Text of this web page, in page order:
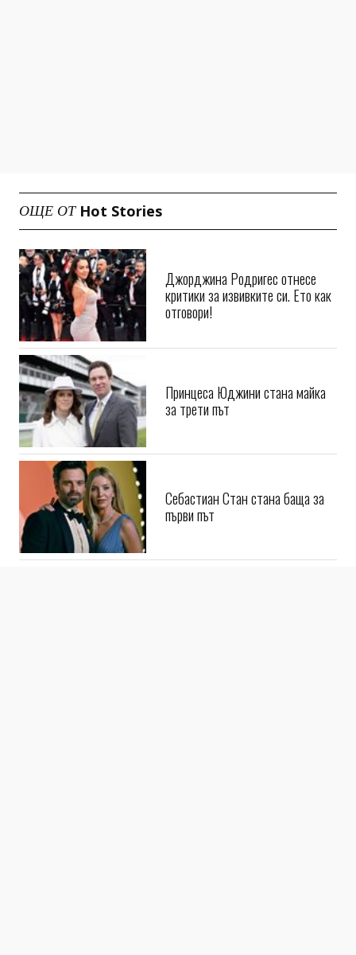
ОЩЕ ОТ Hot Stories
Джорджина Родригес отнесе
критики за извивките си. Ето как
отговори!
Принцеса Юджини стана майка
за трети път
Себастиан Стан стана баща за
първи път